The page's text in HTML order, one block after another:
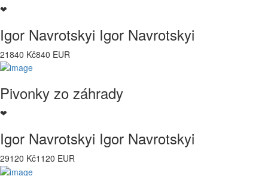
❤
Igor Navrotskyi Igor Navrotskyi
21840 Kč840 EUR
Pivonky zo záhrady
❤
Igor Navrotskyi Igor Navrotskyi
29120 Kč1120 EUR